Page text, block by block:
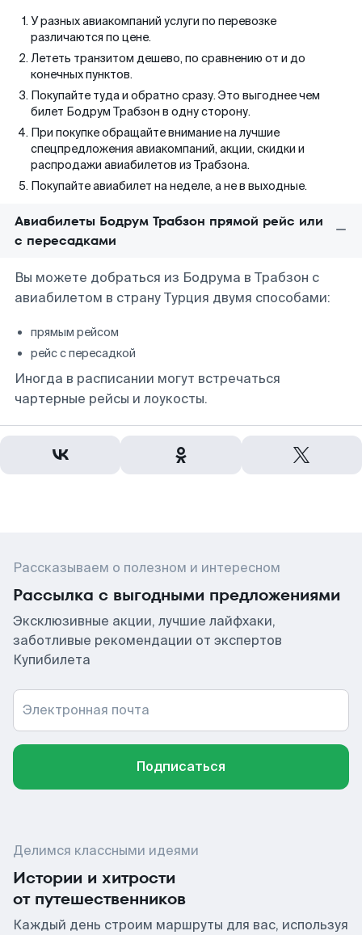
У разных авиакомпаний услуги по перевозке
различаются по цене.
Лететь транзитом дешево, по сравнению от и до
конечных пунктов.
Покупайте туда и обратно сразу. Это выгоднее чем
билет Бодрум Трабзон в одну сторону.
При покупке обращайте внимание на лучшие
спецпредложения авиакомпаний, акции, скидки и
распродажи авиабилетов из Трабзона.
Покупайте авиабилет на неделе, а не в выходные.
Авиабилеты Бодрум Трабзон прямой рейс или
с пересадками
Вы можете добраться из Бодрума в Трабзон с
авиабилетом в страну Турция двумя способами:
прямым рейсом
рейс с пересадкой
Иногда в расписании могут встречаться
чартерные рейсы и лоукосты.
Рассказываем о полезном и интересном
Рассылка с выгодными предложениями
Эксклюзивные акции, лучшие лайфхаки,
заботливые рекомендации от экспертов
Купибилета
Электронная почта
Подписаться
Делимся классными идеями
Истории и хитрости
от путешественников
Каждый день строим маршруты для вас, используя